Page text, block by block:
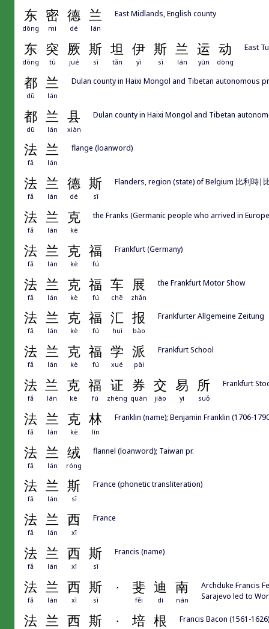
东 密 德 兰
dōng mì dé lán
East Midlands, English county
东 突 厥 斯 坦 伊 斯 兰 运 动
dōng tū jué sī tǎn yī sī lán yùn dòng
East
都 兰
dū lán
Dulan county in Haixi Mongol and Tibetan autonomous
都 兰 县
dū lán xiàn
Dulan county in Haixi Mongol and Tibetan
法 兰
fǎ lán
flange (loanword)
法 兰 德 斯
fǎ lán dé sī
Flanders, region (state) of Belgium 比利時|
法 兰 克
fǎ lán kè
the Franks (Germanic people who arrived in
法 兰 克 福
fǎ lán kè fú
Frankfurt (Germany)
法 兰 克 福 车 展
fǎ lán kè fú chē zhǎn
the Frankfurt Motor Show
法 兰 克 福 汇 报
fǎ lán kè fú huì bào
Frankfurter Allgemeine Zeitung
法 兰 克 福 学 派
fǎ lán kè fú xué pài
Frankfurt School
法 兰 克 福 证 券 交 易 所
fǎ lán kè fú zhèng quàn jiāo yì suǒ
Frankfurt
法 兰 克 林
fǎ lán kè lín
Franklin (name); Benjamin Franklin (1706-
法 兰 绒
fǎ lán róng
flannel (loanword); Taiwan pr.
法 兰 斯
fǎ lán sī
France (phonetic transliteration)
法 兰 西
fǎ lán xī
France
法 兰 西 斯
fǎ lán xī sī
Francis (name)
法 兰 西 斯 · 斐 迪 南
fǎ lán xī sī fěi dí nán
Archduke Francis
Sarajevo led to
法 兰 西 斯 · 培 根 Francis Bacon (1561-